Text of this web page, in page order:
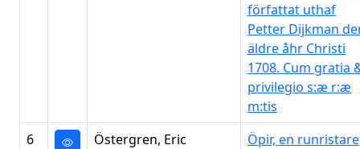
författat uthaf
Petter Dijkman
äldre åhr Christi
1708. Cum gratia
privilegio s:æ r:æ
m:tis
6
Östergren, Eric
Öpir, en runristare